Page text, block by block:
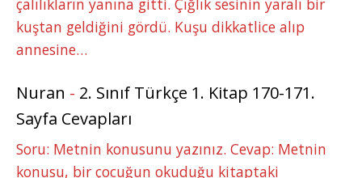
çalılıkların yanına gitti. Çığlık sesinin yaralı bir
kuştan geldiğini gördü. Kuşu dikkatlice alıp
annesine…
Nuran - 2. Sınıf Türkçe 1. Kitap 170-171.
Sayfa Cevapları
Soru: Metnin konusunu yazınız. Cevap: Metnin
konusu, bir çocuğun okuduğu kitaptaki